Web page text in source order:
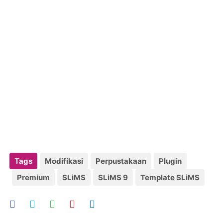
Tags Modifikasi Perpustakaan
Plugin
Premium
SLiMS SLiMS 9 Template SLiMS